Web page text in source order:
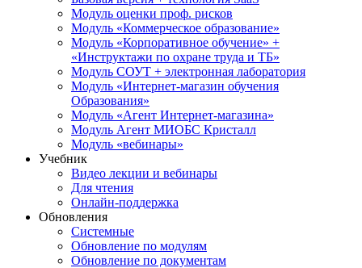
Модуль оценки проф. рисков
Модуль «Коммерческое образование»
Модуль «Корпоративное обучение» +
«Инструктажи по охране труда и ТБ»
Модуль СОУТ + электронная лаборатория
Модуль «Интернет-магазин обучения
Образования»
Модуль «Агент Интернет-магазина»
Модуль Агент МИОБС Кристалл
Модуль «вебинары»
Учебник
Видео лекции и вебинары
Для чтения
Онлайн-поддержка
Обновления
Системные
Обновление по модулям
Обновление по документам